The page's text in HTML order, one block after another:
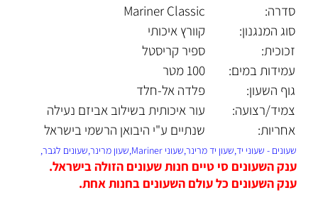
סדרה:
Mariner Classic
סוג המנגנון:
קוורץ איכותי
זכוכית:
ספיר קריסטל
עמידות במים:
100 מטר
גוף השעון:
פלדה אל-חלד
צמיד/רצועה:
עור איכותית בשילוב אביזם נעילה
אחריות:
שנתיים ע"י היבואן הרשמי בישראל
שעונים - שעוני יד,שעון יד מרינר,שעוני Mariner,שעון מרינר,שעונים לגבר,
ענק השעונים סי טיים חנות שעונים הזולה בישראל.
ענק השעונים כל עולם השעונים בחנות אחת.